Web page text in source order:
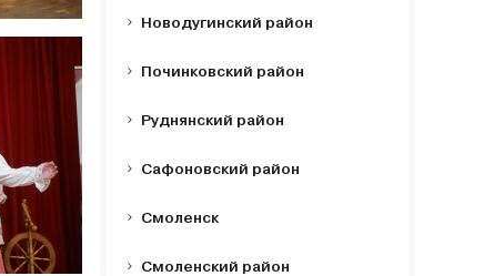
Новодугинский район
Починковский район
Руднянский район
Сафоновский район
Смоленск
Смоленский район